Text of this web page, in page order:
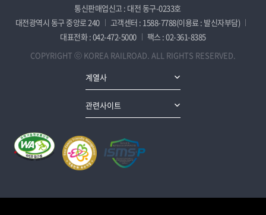
통신판매업신고 : 대전 동구-0233호
대전광역시 동구 중앙로 240
고객센터 : 1588-7788(이용료 : 발신자부담)
대표전화 : 042-472-5000
팩스 : 02-361-8385
COPYRIGHT ⓒ KOREA RAILROAD. ALL RIGHTS RESERVED.
계열사
관련사이트